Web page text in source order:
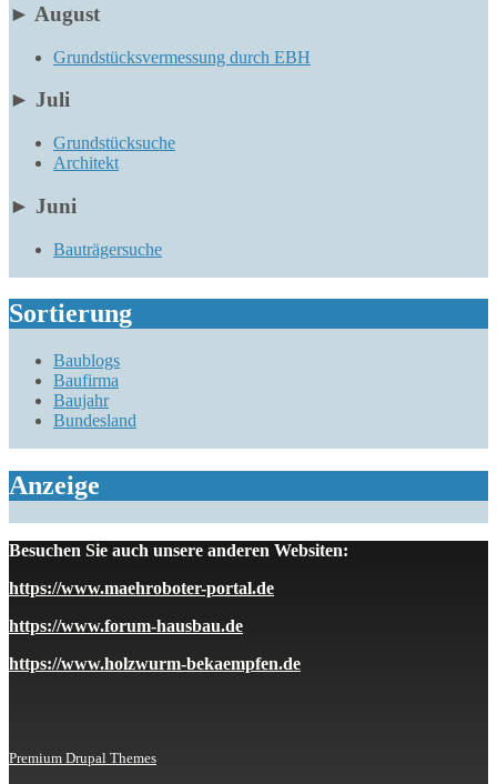
► August
Grundstücksvermessung durch EBH
► Juli
Grundstücksuche
Architekt
► Juni
Bauträgersuche
Sortierung
Baublogs
Baufirma
Baujahr
Bundesland
Anzeige
Besuchen Sie auch unsere anderen Websiten:
https://www.maehroboter-portal.de
https://www.forum-hausbau.de
https://www.holzwurm-bekaempfen.de
Premium Drupal Themes